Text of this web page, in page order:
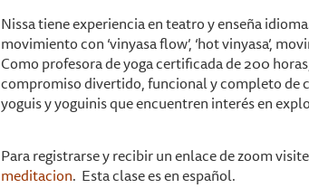
Nissa tiene experiencia en teatro y enseña
movimiento con ‘vinyasa flow’, ‘hot vinyasa’,
Como profesora de yoga certificada de 200
compromiso divertido, funcional y completo de
yoguis y yoguinis que encuentren interés en
Para registrarse y recibir un enlace de zoom visite
meditacion. Esta clase es en español.